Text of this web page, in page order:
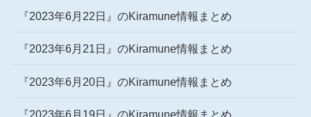
『2023年6月22日』のKiramune情報まとめ
『2023年6月21日』のKiramune情報まとめ
『2023年6月20日』のKiramune情報まとめ
『2023年6月19日』のKiramune情報まとめ